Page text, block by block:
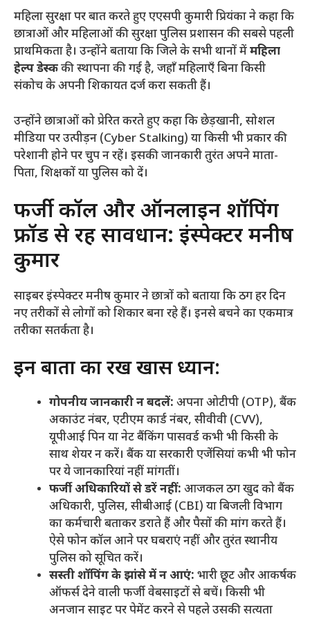
​महिला सुरक्षा पर बात करते हुए एएसपी कुमारी प्रियंका ने कहा कि
छात्राओं और महिलाओं की सुरक्षा पुलिस प्रशासन की सबसे पहली
प्राथमिकता है। उन्होंने बताया कि जिले के सभी थानों मेंमहिला
हेल्प डेस्ककी स्थापना की गई है, जहाँ महिलाएँ बिना किसी
संकोच के अपनी शिकायत दर्ज करा सकती हैं।
​उन्होंने छात्राओं को प्रेरित करते हुए कहा कि छेड़खानी, सोशल
मीडिया पर उत्पीड़न (Cyber Stalking) या किसी भी प्रकार की
परेशानी होने पर चुप न रहें। इसकी जानकारी तुरंत अपने माता-
पिता, शिक्षकों या पुलिस को दें।
​फर्जी कॉल और ऑनलाइन शॉपिंग
फ्रॉड से रहें सावधान: इंस्पेक्टर मनीष
कुमार
​साइबर इंस्पेक्टर मनीष कुमार ने छात्रों को बताया कि ठग हर दिन
नए तरीकों से लोगों को शिकार बना रहे हैं। इनसे बचने का एकमात्र
तरीका सतर्कता है।
​इन बातों का रखें खास ध्यान:
गोपनीय जानकारी न बदलें: अपना ओटीपी (OTP), बैंक
अकाउंट नंबर, एटीएम कार्ड नंबर, सीवीवी (CVV),
यूपीआई पिन या नेट बैंकिंग पासवर्ड कभी भी किसी के
साथ शेयर न करें। बैंक या सरकारी एजेंसियां कभी भी फोन
पर ये जानकारियां नहीं मांगतीं।
फर्जी अधिकारियों से डरें नहीं: आजकल ठग खुद को बैंक
अधिकारी, पुलिस, सीबीआई (CBI) या बिजली विभाग
का कर्मचारी बताकर डराते हैं और पैसों की मांग करते हैं।
ऐसे फोन कॉल आने पर घबराएं नहीं और तुरंत स्थानीय
पुलिस को सूचित करें।
सस्ती शॉपिंग के झांसे में न आएं: भारी छूट और आकर्षक
ऑफर्स देने वाली फर्जी वेबसाइटों से बचें। किसी भी
अनजान साइट पर पेमेंट करने से पहले उसकी सत्यता